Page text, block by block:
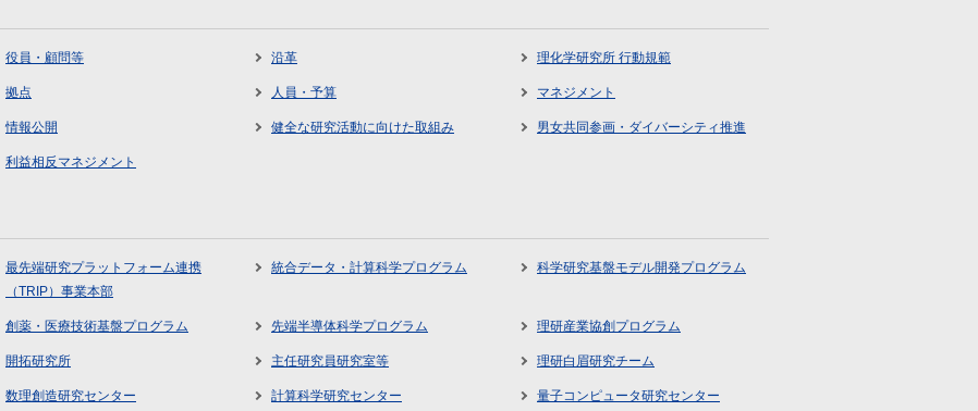
役員・顧問等 沿革 理化学研究所 行動規範
拠点 人員・予算 マネジメント
情報公開 健全な研究活動に向けた取組み 男女共同参画・ダイバーシティ推進
利益相反マネジメント
最先端研究プラットフォーム連携
（TRIP）事業本部
統合データ・計算科学プログラム 科学研究基盤モデル開発プログラム
創薬・医療技術基盤プログラム 先端半導体科学プログラム 理研産業協創プログラム
開拓研究所 主任研究員研究室等 理研白眉研究チーム
数理創造研究センター 計算科学研究センター 量子コンピュータ研究センター